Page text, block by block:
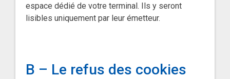
espace dédié de votre terminal. Ils y seront
lisibles uniquement par leur émetteur.
B – Le refus des cookies